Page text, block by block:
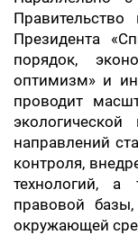
Президента
порядок,
оптимизм» и
проводит
направлений
контроля,
технологий, а
правовой
окружающей